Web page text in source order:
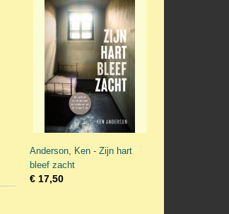
Anderson, Ken - Zijn hart
bleef zacht
€ 17,50